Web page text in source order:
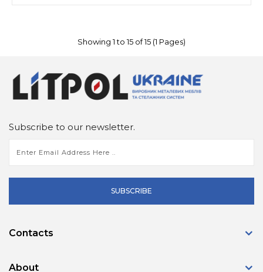
Showing 1 to 15 of 15 (1 Pages)
Subscribe to our newsletter.
SUBSCRIBE
Contacts
About